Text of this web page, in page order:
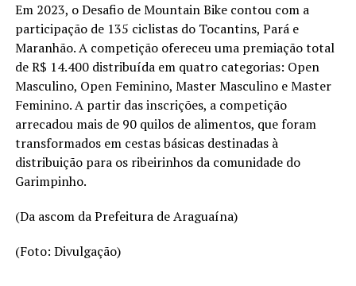
Em 2023, o Desafio de Mountain Bike contou com a
participação de 135 ciclistas do Tocantins, Pará e
Maranhão. A competição ofereceu uma premiação total
de R$ 14.400 distribuída em quatro categorias: Open
Masculino, Open Feminino, Master Masculino e Master
Feminino. A partir das inscrições, a competição
arrecadou mais de 90 quilos de alimentos, que foram
transformados em cestas básicas destinadas à
distribuição para os ribeirinhos da comunidade do
Garimpinho.
(Da ascom da Prefeitura de Araguaína)
(Foto: Divulgação)